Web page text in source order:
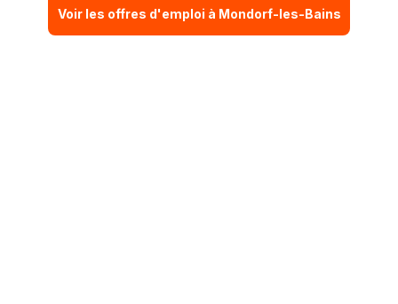
Voir les offres d'emploi à Mondorf-les-Bains